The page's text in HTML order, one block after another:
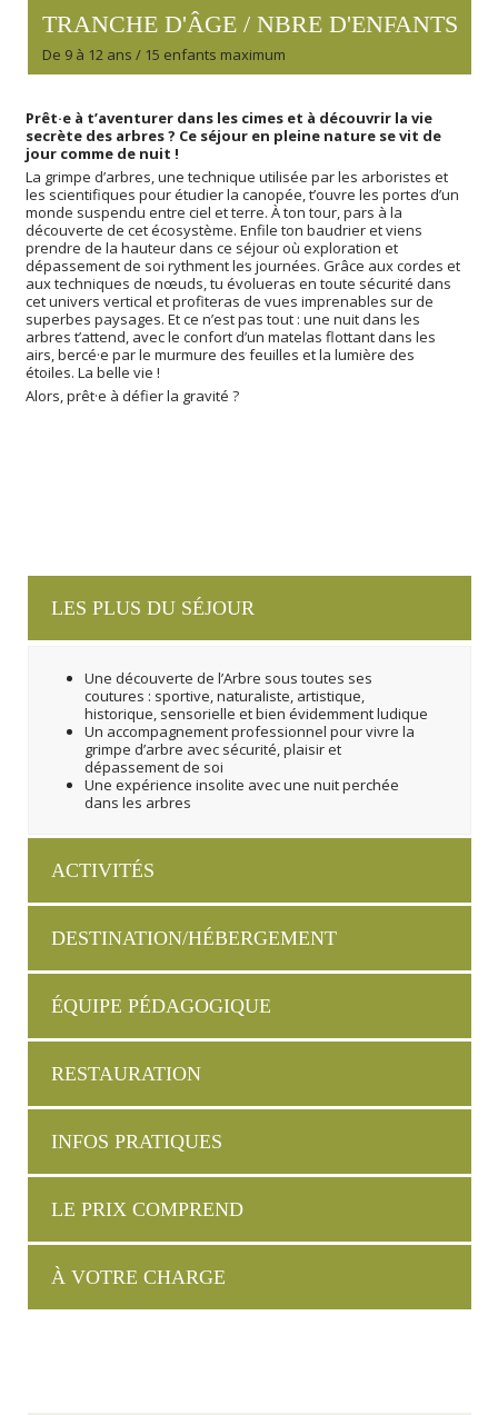
TRANCHE D'ÂGE / NBRE D'ENFANTS
De 9 à 12 ans / 15 enfants maximum
Prêt·e à t’aventurer dans les cimes et à découvrir la vie
secrète des arbres ? Ce séjour en pleine nature se vit de
jour comme de nuit !
La grimpe d’arbres, une technique utilisée par les arboristes et
les scientifiques pour étudier la canopée, t’ouvre les portes d’un
monde suspendu entre ciel et terre. À ton tour, pars à la
découverte de cet écosystème. Enfile ton baudrier et viens
prendre de la hauteur dans ce séjour où exploration et
dépassement de soi rythment les journées. Grâce aux cordes et
aux techniques de nœuds, tu évolueras en toute sécurité dans
cet univers vertical et profiteras de vues imprenables sur de
superbes paysages. Et ce n’est pas tout : une nuit dans les
arbres t’attend, avec le confort d’un matelas flottant dans les
airs, bercé·e par le murmure des feuilles et la lumière des
étoiles. La belle vie !
Alors, prêt·e à défier la gravité ?
LES PLUS DU SÉJOUR
Une découverte de l’Arbre sous toutes ses
coutures : sportive, naturaliste, artistique,
historique, sensorielle et bien évidemment ludique
Un accompagnement professionnel pour vivre la
grimpe d’arbre avec sécurité, plaisir et
dépassement de soi
Une expérience insolite avec une nuit perchée
dans les arbres
ACTIVITÉS
DESTINATION/HÉBERGEMENT
ÉQUIPE PÉDAGOGIQUE
RESTAURATION
INFOS PRATIQUES
LE PRIX COMPREND
À VOTRE CHARGE